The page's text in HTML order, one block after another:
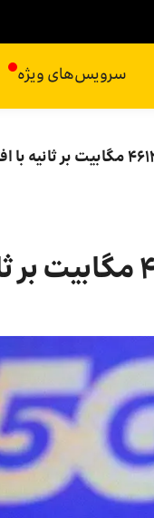
سرویس‌های ویژه